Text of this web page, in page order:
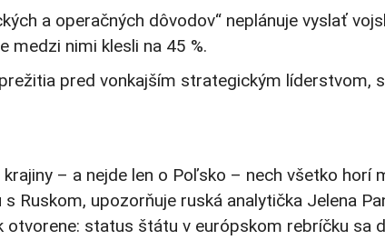
a operačných dôvodov“ neplánuje vyslať
medzi nimi klesli na 45 %.
pred vonkajším strategickým líderstvom,
– a nejde len o Poľsko – nech všetko horí
Ruskom, upozorňuje ruská analytička Jelena
status štátu v európskom rebríčku sa